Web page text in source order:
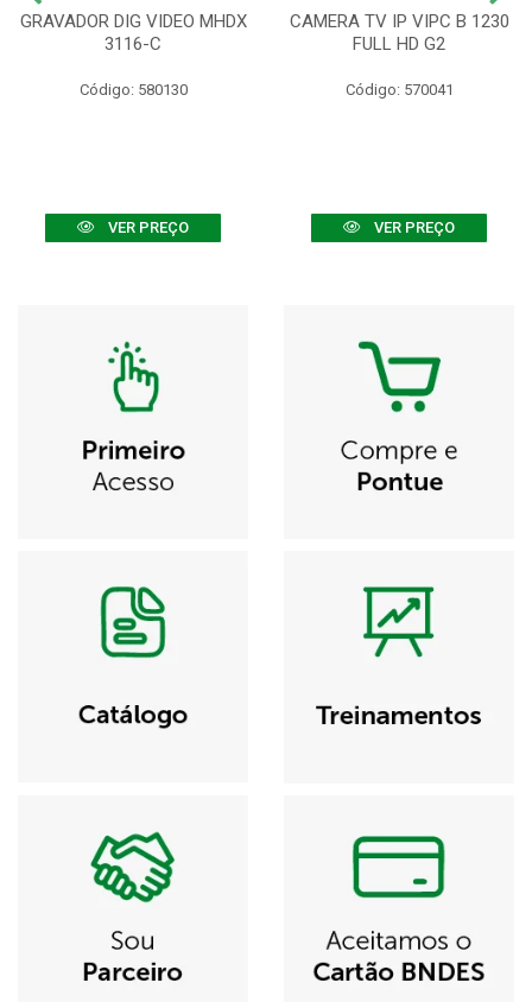
GRAVADOR DIG VIDEO MHDX
3116-C
Código: 580130
VER PREÇO
CAMERA TV IP VIPC B 1230
FULL HD G2
Código: 570041
VER PREÇO